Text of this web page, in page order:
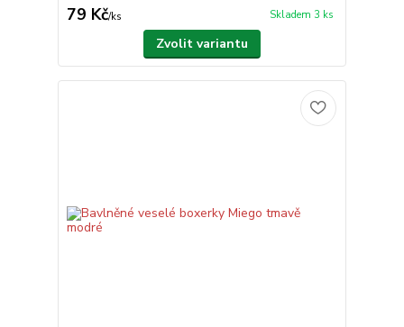
79 Kč/ks Skladem 3 ks
Zvolit variantu